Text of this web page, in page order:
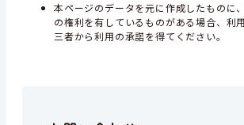
本ページのデータを元に作成したものに
の権利を有しているものがある場合、利
三者から利用の承諾を得てください。